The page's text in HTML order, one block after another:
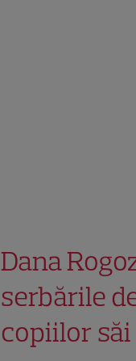
Dana
serbările
copiilor săi